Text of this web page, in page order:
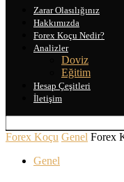
Zarar Olasılığınız
Hakkımızda
Forex Koçu Nedir?
Analizler
Doviz
Eğitim
Hesap Çeşitleri
İletişim
Forex Koçu Genel Forex
Genel